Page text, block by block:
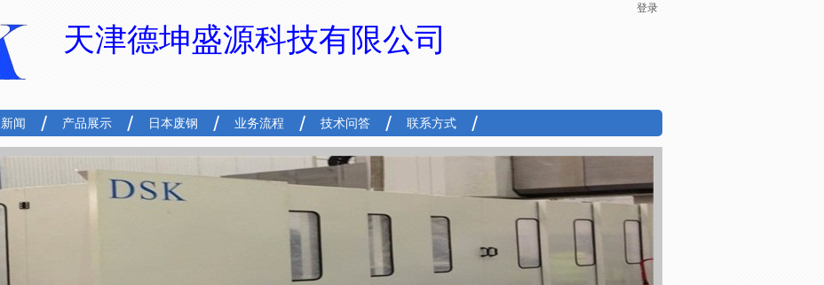
登录
天津德坤盛源科技有限公司
闻 产品展示 日本废钢 业务流程 技术问答 联系方式